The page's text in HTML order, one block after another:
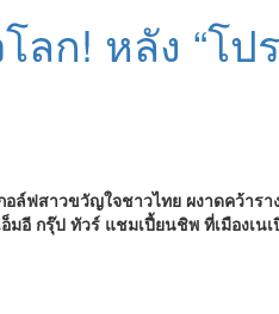
ลก! หลัง “โ
อล์ฟสาวขวัญใจชาวไทย ผงาดคว้าร
มอี กรุ๊ป ทัวร์ แชมเปี้ยนชิพ ที่เมืองเ